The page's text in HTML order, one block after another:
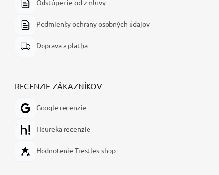
Odstúpenie od zmluvy
Podmienky ochrany osobných údajov
Doprava a platba
RECENZIE ZÁKAZNÍKOV
Google recenzie
Heureka recenzie
Hodnotenie Trestles-shop